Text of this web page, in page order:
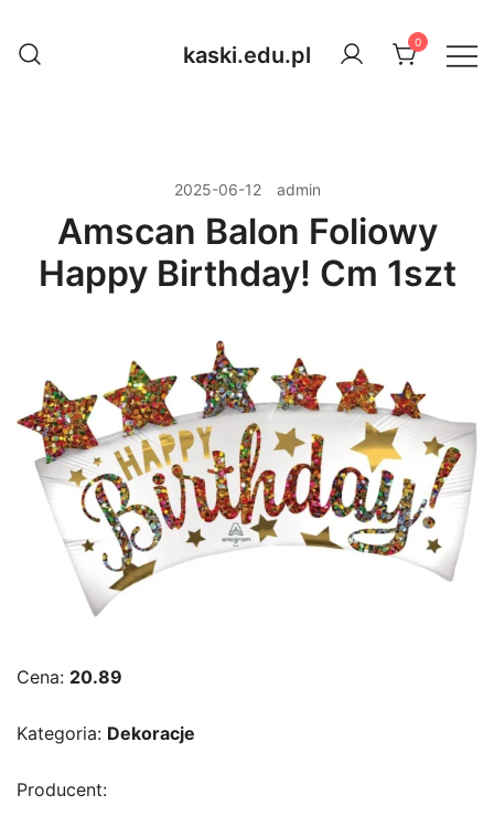
do
treści
kaski.edu.pl 0
2025-06-12 admin
Amscan Balon Foliowy
Happy Birthday! Cm 1szt
Cena: 20.89
Kategoria: Dekoracje
Producent: